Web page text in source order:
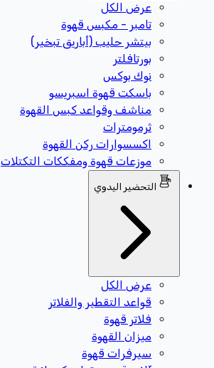
عرض الكل
تامبر - مكبس قهوة
بيتشر حليب (أباريق تبخير)
بورتافلتر
نوك بوكس
باسكت قهوة اسبريسو
مناشف وقواعد كبس القهوة
ثرمومترات
اكسسوارات ركن القهوة
موزعات قهوة ومفككات التكتلات
التحضير اليدوي
عرض الكل
قواعد التقطير والفلاتر
فلاتر قهوة
ميزان القهوة
سيرفرات قهوة